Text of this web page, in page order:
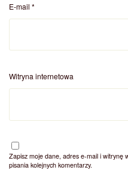
E-mail *
Witryna internetowa
Zapisz moje dane, adres e-mail i witrynę
pisania kolejnych komentarzy.